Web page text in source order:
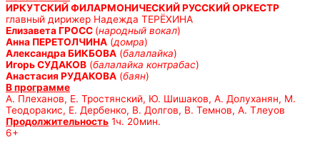
ИРКУТСКИЙ ФИЛАРМОНИЧЕСКИЙ РУССКИЙ ОРКЕСТР
главный дирижер Надежда ТЕРЁХИНА
Елизавета ГРОСС (народный вокал)
Анна ПЕРЕТОЛЧИНА (домра)
Александра БИКБОВА (балалайка)
Игорь СУДАКОВ (балалайка контрабас)
Анастасия РУДАКОВА (баян)
В программе
А. Плеханов, Е. Тростянский, Ю. Шишаков, А. Долуханян, М.
Теодоракис, Е. Дербенко, В. Долгов, В. Темнов, А. Тлеуов
Продолжительность 1ч. 20мин.
6+